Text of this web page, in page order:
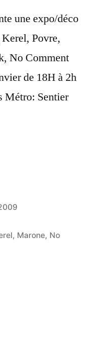
une expo/déco
Povre,
No Comment
de 18H à 2h
Métro: Sentier
, Marone, No